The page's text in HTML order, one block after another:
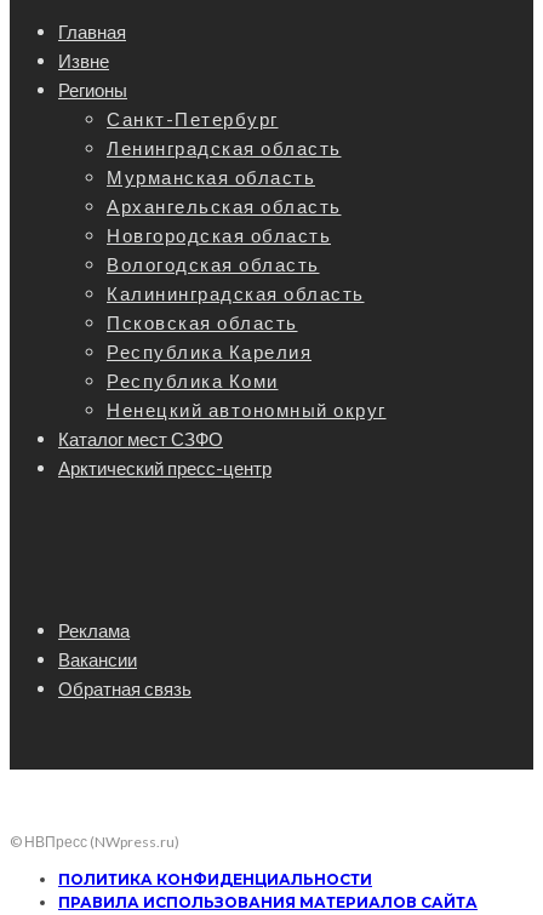
Главная
Извне
Регионы
Санкт-Петербург
Ленинградская область
Мурманская область
Архангельская область
Новгородская область
Вологодская область
Калининградская область
Псковская область
Республика Карелия
Республика Коми
Ненецкий автономный округ
Каталог мест СЗФО
Арктический пресс-центр
Реклама
Вакансии
Обратная связь
© НВПресс (NWpress.ru)
ПОЛИТИКА КОНФИДЕНЦИАЛЬНОСТИ
ПРАВИЛА ИСПОЛЬЗОВАНИЯ МАТЕРИАЛОВ САЙТА